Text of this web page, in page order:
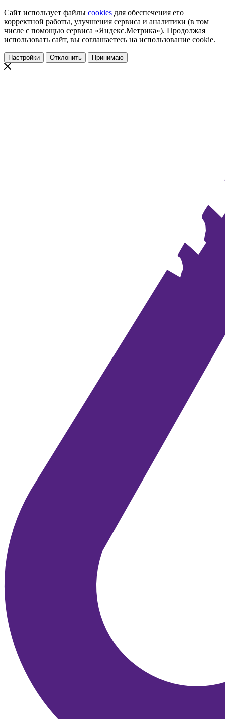
Сайт использует файлы cookies для обеспечения его
корректной работы, улучшения сервиса и аналитики (в том
числе с помощью сервиса «Яндекс.Метрика»). Продолжая
использовать сайт, вы соглашаетесь на использование cookie.
Настройки Отклонить Принимаю